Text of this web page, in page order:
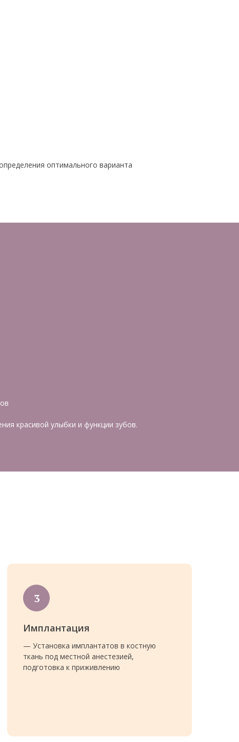
оптимального варианта
красивой улыбки и функции зубов.
Имплантация
— Установка имплантатов в костную
ткань под местной анестезией,
подготовка к приживлению